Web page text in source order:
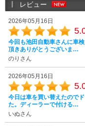
レビュー
2026年05月16日
今回も池田自動車さんに車
頂きありがとうございま…
のりさん
2026年05月16日
今日は車を買い替えたので
た。ディーラーで付ける…
いぬさん